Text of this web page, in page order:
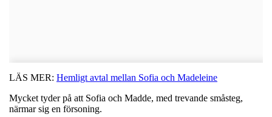
LÄS MER: Hemligt avtal mellan Sofia och Madeleine
Mycket tyder på att Sofia och Madde, med trevande småsteg,
närmar sig en försoning.